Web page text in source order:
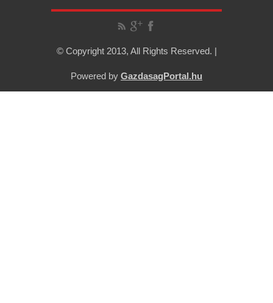
© Copyright 2013, All Rights Reserved. |
Powered by GazdasagPortal.hu